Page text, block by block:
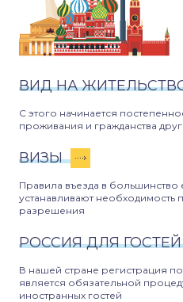
ВИД НА
С этого начинается
проживания и гражданства
ВИЗЫ
Правила въезда в большинство
устанавливают необходимость
разрешения
РОССИЯ ДЛЯ ГОСТЕЙ
В нашей стране регистрация
является обязательной
иностранных гостей